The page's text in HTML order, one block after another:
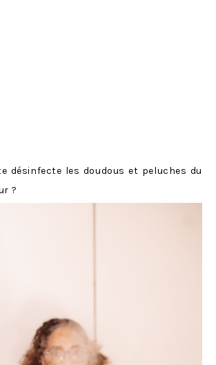
désinfecte les doudous et peluches du
?